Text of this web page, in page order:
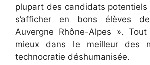
plupart des candidats
s’afficher en bons élèves
Auvergne Rhône-Alpes ».
mieux dans le meilleur des
technocratie déshumanisée.